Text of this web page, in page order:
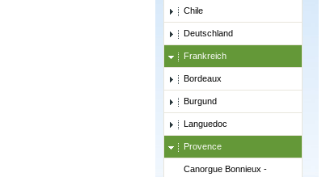
Chile
Deutschland
Frankreich
Bordeaux
Burgund
Languedoc
Provence
Canorgue Bonnieux -